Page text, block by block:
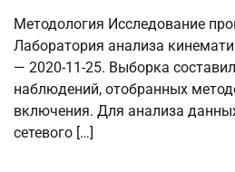
Методология Исследование
Лаборатория анализа
— 2020-11-25. Выборка
наблюдений, отобранных
включения. Для анализа
сетевого […]